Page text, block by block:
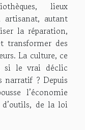
lieux
artisanat, autant
la réparation,
transformer des
La culture, ce
si le vrai déclic
narratif ? Depuis
l’économie
de la loi